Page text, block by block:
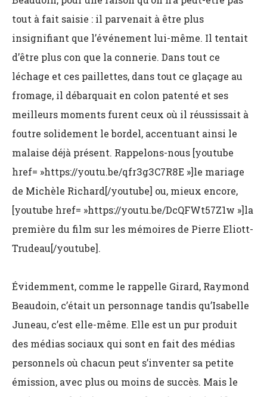
tout à fait saisie : il parvenait à être plus
insignifiant que l’événement lui-même. Il tentait
d’être plus con que la connerie. Dans tout ce
léchage et ces paillettes, dans tout ce glaçage au
fromage, il débarquait en colon patenté et ses
meilleurs moments furent ceux où il réussissait à
foutre solidement le bordel, accentuant ainsi le
malaise déjà présent. Rappelons-nous [youtube
href= »https://youtu.be/qfr3g3C7R8E »]le mariage
de Michèle Richard[/youtube] ou, mieux encore,
[youtube href= »https://youtu.be/DcQFWt57Z1w »]la
première du film sur les mémoires de Pierre Eliott-
Trudeau[/youtube].
Évidemment, comme le rappelle Girard, Raymond
Beaudoin, c’était un personnage tandis qu’Isabelle
Juneau, c’est elle-même. Elle est un pur produit
des médias sociaux qui sont en fait des médias
personnels où chacun peut s’inventer sa petite
émission, avec plus ou moins de succès. Mais le